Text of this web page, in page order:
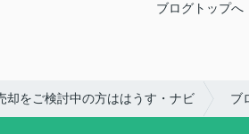
ブログトップへ
却をご検討中の方ははうす・ナビ ブ